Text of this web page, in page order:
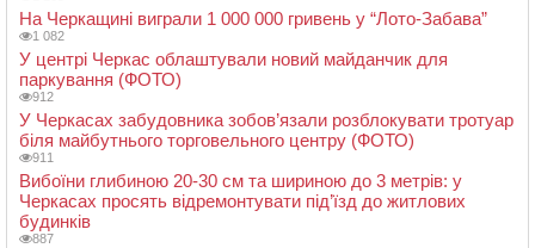
На Черкащині виграли 1 000 000 гривень у “Лото-Забава”
1 082
У центрі Черкас облаштували новий майданчик для
паркування (ФОТО)
912
У Черкасах забудовника зобов’язали розблокувати тротуар
біля майбутнього торговельного центру (ФОТО)
911
Вибоїни глибиною 20-30 см та шириною до 3 метрів: у
Черкасах просять відремонтувати під’їзд до житлових
будинків
887